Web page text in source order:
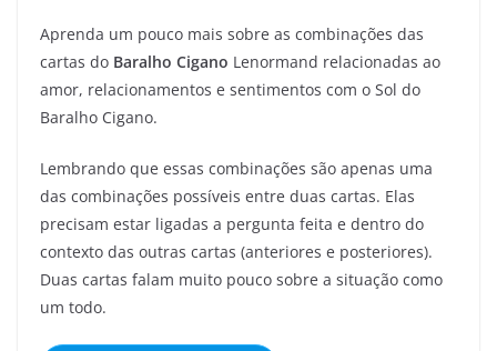
Aprenda um pouco mais sobre as combinações das
cartas do Baralho Cigano Lenormand relacionadas ao
amor, relacionamentos e sentimentos com o Sol do
Baralho Cigano.
Lembrando que essas combinações são apenas uma
das combinações possíveis entre duas cartas. Elas
precisam estar ligadas a pergunta feita e dentro do
contexto das outras cartas (anteriores e posteriores).
Duas cartas falam muito pouco sobre a situação como
um todo.